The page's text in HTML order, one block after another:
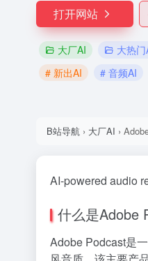
打开网站
大厂AI 大热门
# 新出AI
# 音频AI
B站导航 › 大厂AI ›
AI-powered audio
什么是Adobe
Adobe Podcast是